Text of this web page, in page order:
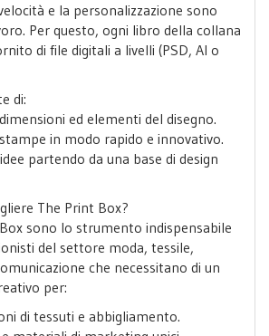
e la personalizzazione sono
Per questo, ogni libro della collana
di file digitali a livelli (PSD, AI o
di:
ed elementi del disegno.
in modo rapido e innovativo.
partendo da una base di design
The Print Box?
sono lo strumento indispensabile
del settore moda, tessile,
che necessitano di un
per:
di tessuti e abbigliamento.